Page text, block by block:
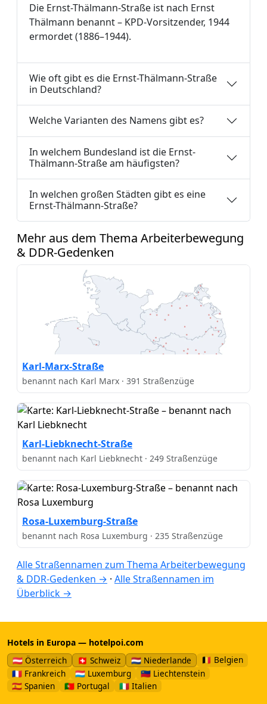
Die Ernst-Thälmann-Straße ist nach Ernst
Thälmann benannt – KPD-Vorsitzender, 1944
ermordet (1886–1944).
Wie oft gibt es die Ernst-Thälmann-Straße
in Deutschland?
Welche Varianten des Namens gibt es?
In welchem Bundesland ist die Ernst-
Thälmann-Straße am häufigsten?
In welchen großen Städten gibt es eine
Ernst-Thälmann-Straße?
Mehr aus dem Thema Arbeiterbewegung
& DDR-Gedenken
Karl-Marx-Straße
benannt nach Karl Marx · 391 Straßenzüge
Karl-Liebknecht-Straße
benannt nach Karl Liebknecht · 249 Straßenzüge
Rosa-Luxemburg-Straße
benannt nach Rosa Luxemburg · 235 Straßenzüge
Alle Straßennamen zum Thema Arbeiterbewegung
& DDR-Gedenken → · Alle Straßennamen im
Überblick →
Hotels in Europa — hotelpoi.com
🇦🇹 Österreich
🇨🇭 Schweiz 🇳🇱 Niederlande
🇧🇪 Belgien
🇫🇷 Frankreich
🇱🇺 Luxemburg
🇱🇮 Liechtenstein
🇪🇸 Spanien
🇵🇹 Portugal 🇮🇹 Italien